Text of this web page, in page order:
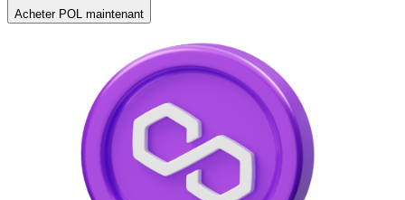
Acheter POL maintenant